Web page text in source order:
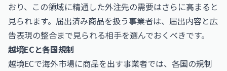
おり、この領域に精通した外注先の需要はさらに高まると
見られます。届出済み商品を扱う事業者は、届出内容と広
告表現の整合まで見られる相手を選んでおくべきです。
越境ECと各国規制
越境ECで海外市場に商品を出す事業者では、各国の規制